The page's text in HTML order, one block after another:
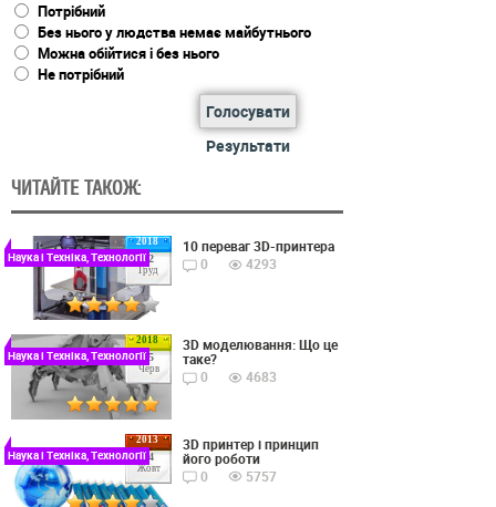
Потрібний
Без нього у людства немає майбутнього
Можна обійтися і без нього
Не потрібний
Голосувати
Результати
ЧИТАЙТЕ ТАКОЖ:
2018
22
Груд
Наука і Техніка, Технології
10 переваг 3D-принтера
0
4293
2018
15
Черв
Наука і Техніка, Технології
3D моделювання: Що це
таке?
0
4683
2013
24
Жовт
Наука і Техніка, Технології
3D принтер і принцип
його роботи
0
5757